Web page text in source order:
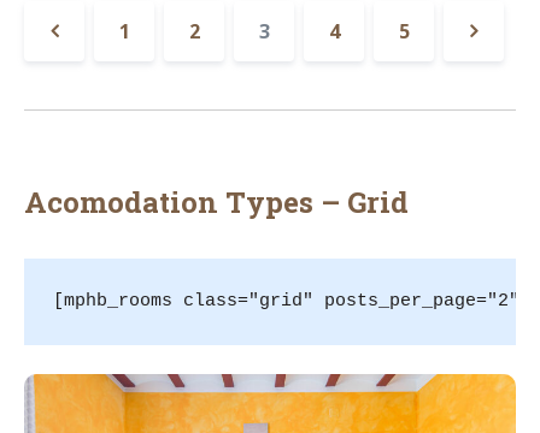
Paginación
alojamiento
1 2 3 4 5
Acomodation Types – Grid
[mphb_rooms class="grid" posts_per_page="2"]